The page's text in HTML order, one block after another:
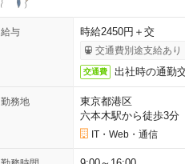
給与 時給2450円＋交
交通費別途支給あり
交通費 出社時の通勤
勤務地
東京都港区
六本木駅から徒歩3分
IT・Web・通信